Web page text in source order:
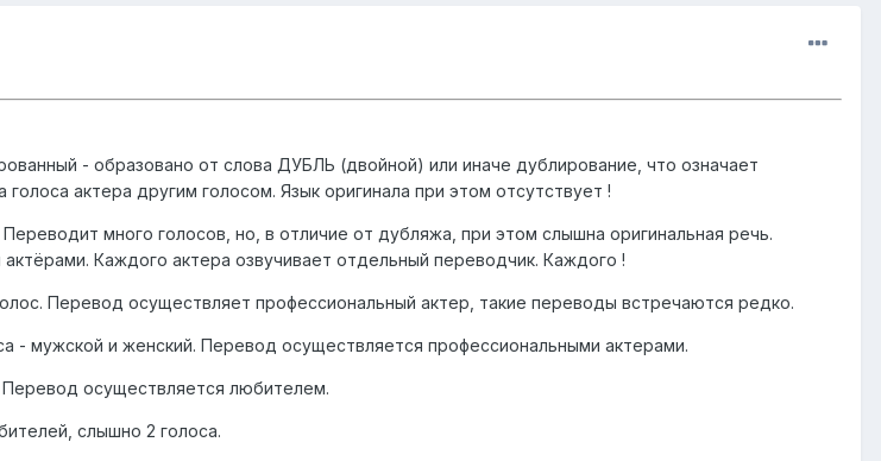
- образовано от слова ДУБЛЬ (двойной) или иначе дублирование, что означает
актера другим голосом. Язык оригинала при этом отсутствует !
Переводит много голосов, но, в отличие от дубляжа, при этом слышна оригинальная речь.
Каждого актера озвучивает отдельный переводчик. Каждого !
Перевод осуществляет профессиональный актер, такие переводы встречаются редко.
- мужской и женский. Перевод осуществляется профессиональными актерами.
осуществляется любителем.
слышно 2 голоса.